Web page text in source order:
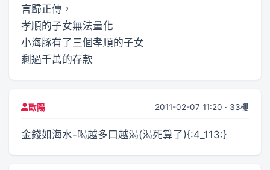
言歸正傳，
孝順的子女無法量化
小海豚有了三個孝順的子女
剩過千萬的存款
歐陽 2011-02-07 11:20 · 33樓
金錢如海水-喝越多口越渴(渴死算了){:4_113:}